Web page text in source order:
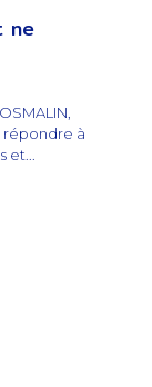
ne
répondre à
et...